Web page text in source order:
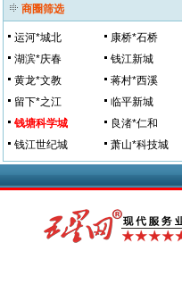
商圈筛选
运河*城北 康桥*石桥
湖滨*庆春
钱江新城
黄龙*文教
蒋村*西溪
留下*之江
临平新城
钱塘科学城
良渚*仁和
钱江世纪城
萧山*科技城